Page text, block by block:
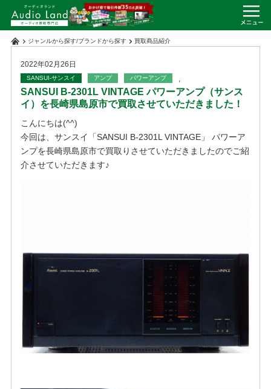
ジャンルから探す/ブランドから探す 買取商品紹介
2022年02月26日
SANSUI-サンスイ アンプ ,
パワーアンプ
SANSUI B-2301L VINTAGE パワーアンプ（サンス
イ）を長崎県島原市で買取させていただきました！
こんにちは(^^)
今回は、サンスイ「SANSUI B-2301L VINTAGE」 パワーア
ンプを長崎県島原市で買取りさせていただきましたのでご紹
介させていただきます♪